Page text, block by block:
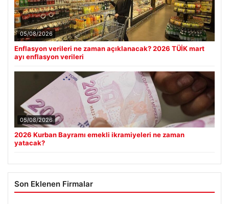
05/08/2026
Enflasyon verileri ne zaman açıklanacak? 2026 TÜİK mart
ayı enflasyon verileri
05/08/2026
2026 Kurban Bayramı emekli ikramiyeleri ne zaman
yatacak?
Son Eklenen Firmalar